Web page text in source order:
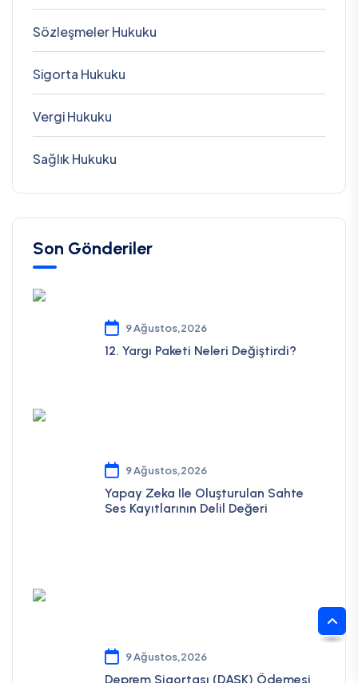
Sözleşmeler Hukuku
Sigorta Hukuku
Vergi Hukuku
Sağlık Hukuku
Son Gönderiler
9 Ağustos,2026
12. Yargı Paketi Neleri Değiştirdi?
9 Ağustos,2026
Yapay Zeka Ile Oluşturulan Sahte
Ses Kayıtlarının Delil Değeri
9 Ağustos,2026
Deprem Sigortası (DASK) Ödemesi